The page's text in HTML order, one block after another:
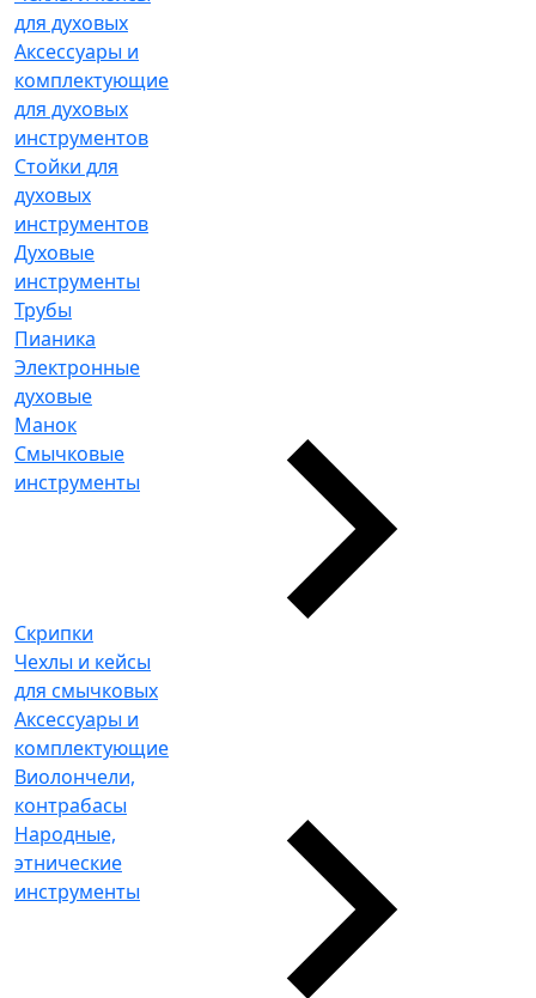
для духовых
Аксессуары и
комплектующие
для духовых
инструментов
Стойки для
духовых
инструментов
Духовые
инструменты
Трубы
Пианика
Электронные
духовые
Манок
Смычковые
инструменты
Скрипки
Чехлы и кейсы
для смычковых
Аксессуары и
комплектующие
Виолончели,
контрабасы
Народные,
этнические
инструменты